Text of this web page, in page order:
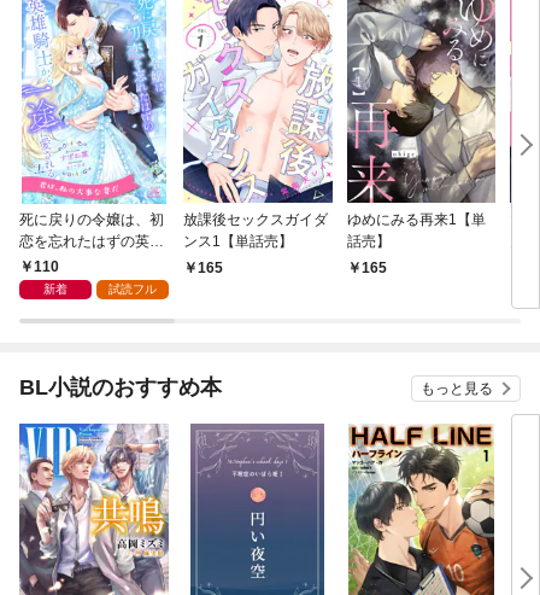
死に戻りの令嬢は、初
恋を忘れたはずの英雄
騎士から一途に愛され
る【１】
110
新着 試読フル
放課後セックスガイダ
ンス1【単話売】
165
ゆめにみる再来1【単
話売】
165
BL小説のおすすめ本 もっと見る